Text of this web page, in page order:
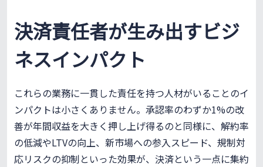
決済責任者が生み出すビジ
ネスインパクト
これらの業務に一貫した責任を持つ人材がいることのイ
ンパクトは小さくありません。承認率のわずか1%の改
善が年間収益を大きく押し上げ得るのと同様に、解約率
の低減やLTVの向上、新市場への参入スピード、規制対
応リスクの抑制といった効果が、決済という一点に集約